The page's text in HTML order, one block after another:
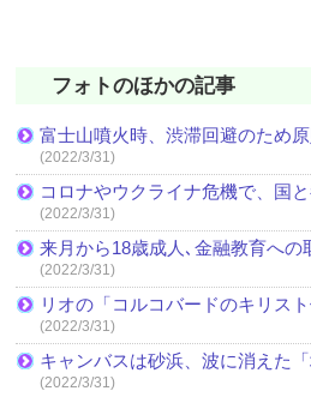
フォトのほかの記事
富士山噴火時、渋滞回避のため
(2022/3/31)
コロナやウクライナ危機で、国
(2022/3/31)
来月から18歳成人､金融教育への
(2022/3/31)
リオの「コルコバードのキリスト
(2022/3/31)
キャンバスは砂浜、波に消えた「
(2022/3/31)